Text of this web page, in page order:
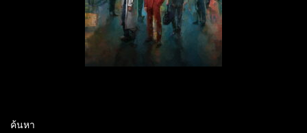
ค้นหา